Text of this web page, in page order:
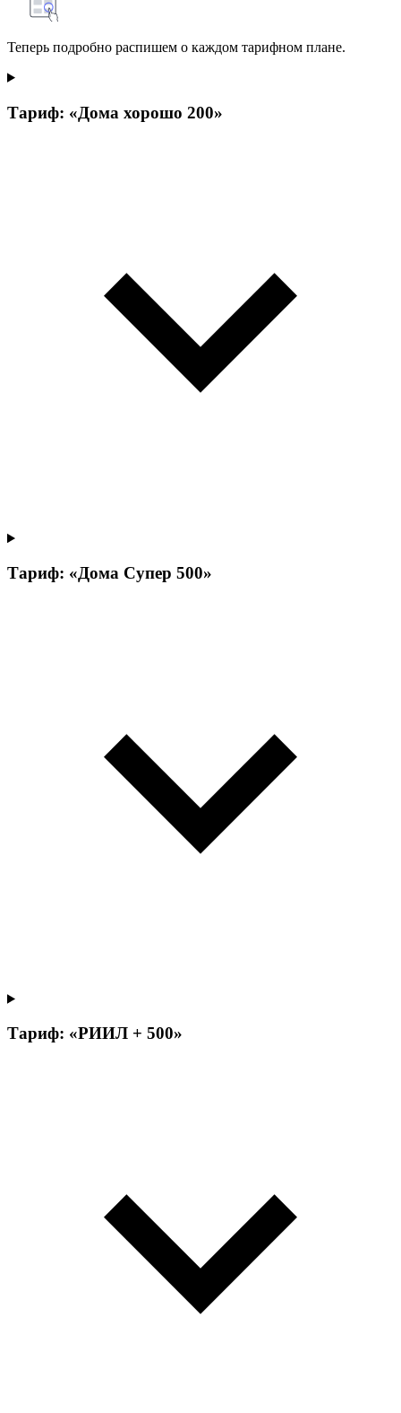
Теперь подробно распишем о каждом тарифном плане.
Тариф: «Дома хорошо 200»
Тариф: «Дома Супер 500»
Тариф: «РИИЛ + 500»